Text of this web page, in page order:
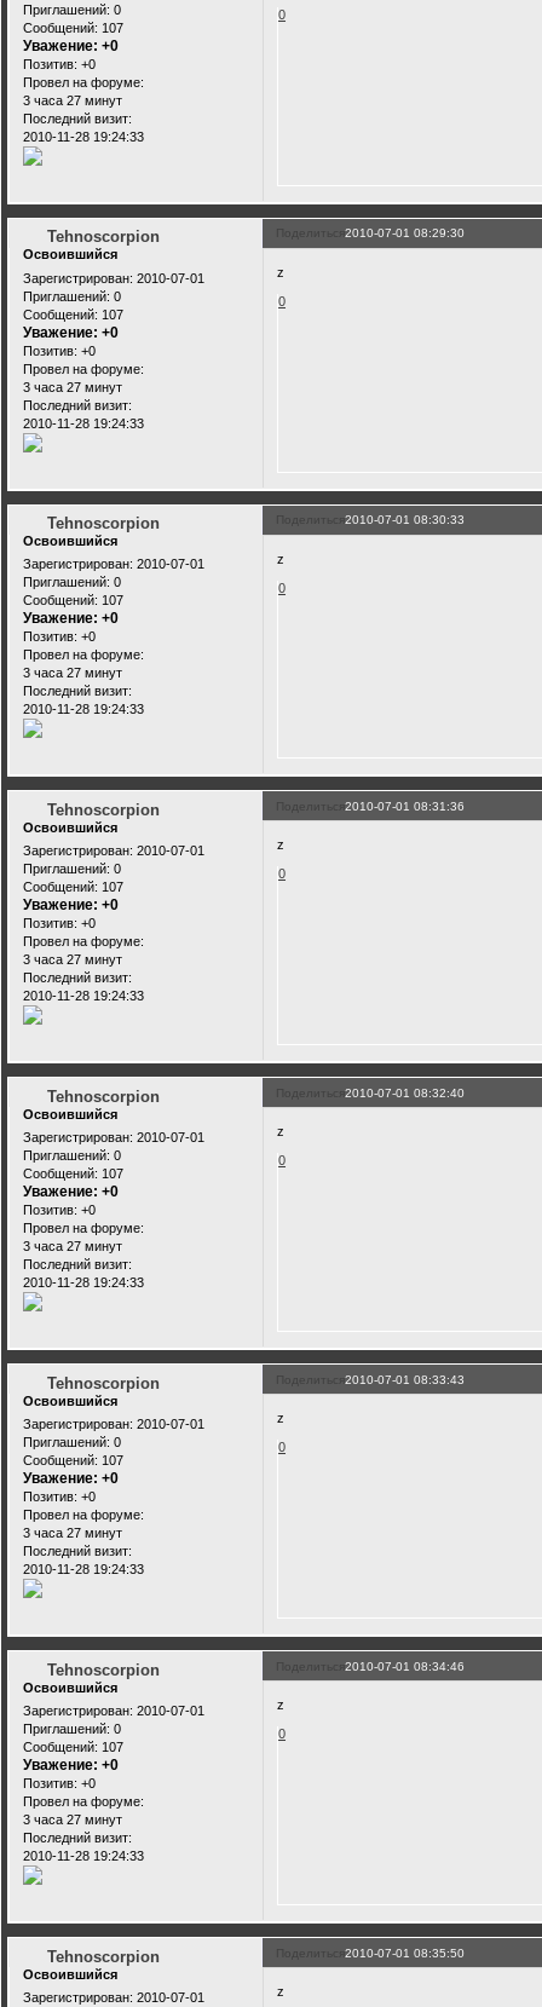
Приглашений: 0
Сообщений: 107
Уважение: +0
Позитив: +0
Провел на форуме:
3 часа 27 минут
Последний визит:
2010-11-28 19:24:33
0
Поделиться2010-07-01 08:29:30
Tehnoscorpion
Освоившийся
Зарегистрирован: 2010-07-01
Приглашений: 0
Сообщений: 107
Уважение: +0
Позитив: +0
Провел на форуме:
3 часа 27 минут
Последний визит:
2010-11-28 19:24:33
z
0
Поделиться2010-07-01 08:30:33
Tehnoscorpion
Освоившийся
Зарегистрирован: 2010-07-01
Приглашений: 0
Сообщений: 107
Уважение: +0
Позитив: +0
Провел на форуме:
3 часа 27 минут
Последний визит:
2010-11-28 19:24:33
z
0
Поделиться2010-07-01 08:31:36
Tehnoscorpion
Освоившийся
Зарегистрирован: 2010-07-01
Приглашений: 0
Сообщений: 107
Уважение: +0
Позитив: +0
Провел на форуме:
3 часа 27 минут
Последний визит:
2010-11-28 19:24:33
z
0
Поделиться2010-07-01 08:32:40
Tehnoscorpion
Освоившийся
Зарегистрирован: 2010-07-01
Приглашений: 0
Сообщений: 107
Уважение: +0
Позитив: +0
Провел на форуме:
3 часа 27 минут
Последний визит:
2010-11-28 19:24:33
z
0
Поделиться2010-07-01 08:33:43
Tehnoscorpion
Освоившийся
Зарегистрирован: 2010-07-01
Приглашений: 0
Сообщений: 107
Уважение: +0
Позитив: +0
Провел на форуме:
3 часа 27 минут
Последний визит:
2010-11-28 19:24:33
z
0
Поделиться2010-07-01 08:34:46
Tehnoscorpion
Освоившийся
Зарегистрирован: 2010-07-01
Приглашений: 0
Сообщений: 107
Уважение: +0
Позитив: +0
Провел на форуме:
3 часа 27 минут
Последний визит:
2010-11-28 19:24:33
z
0
Поделиться2010-07-01 08:35:50
Tehnoscorpion
Освоившийся
Зарегистрирован: 2010-07-01 z